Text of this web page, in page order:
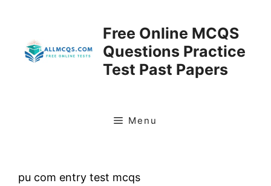
Free Online MCQS
Questions Practice
Test Past Papers
Menu
pu com entry test mcqs